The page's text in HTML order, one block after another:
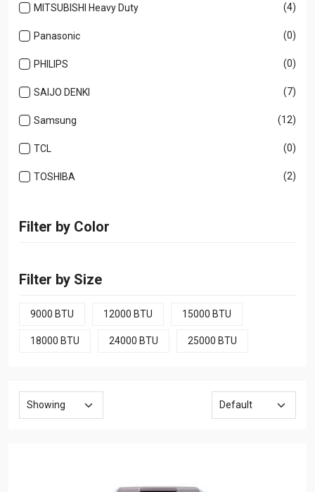
MITSUBISHI Heavy Duty (4)
Panasonic (0)
PHILIPS (0)
SAIJO DENKI (7)
Samsung (12)
TCL (0)
TOSHIBA (2)
Filter by Color
Filter by Size
9000 BTU 12000 BTU 15000 BTU
18000 BTU 24000 BTU 25000 BTU